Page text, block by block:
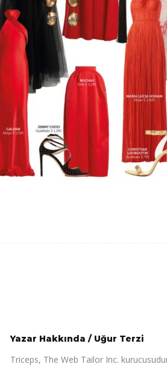
Yazar Hakkında / Uğur Terzi
Triceps, The Web Tailor Inc.